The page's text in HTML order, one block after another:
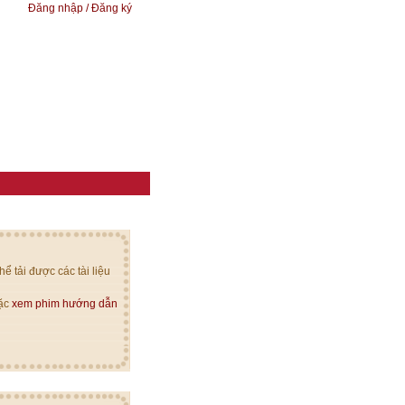
Đăng nhập / Đăng ký
tải được các tài liệu
xem phim hướng dẫn